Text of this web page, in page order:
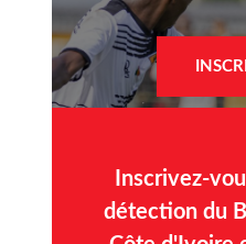
Inscrivez-
détection du